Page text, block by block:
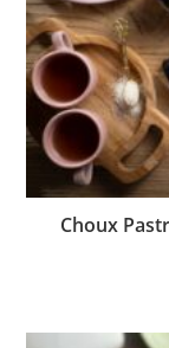
Choux